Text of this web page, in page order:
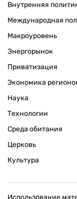
Внутренняя
Международная
Макроуровень
Энергорынок
Приватизация
Экономика
Наука
Технологии
Среда обитания
Церковь
Культура